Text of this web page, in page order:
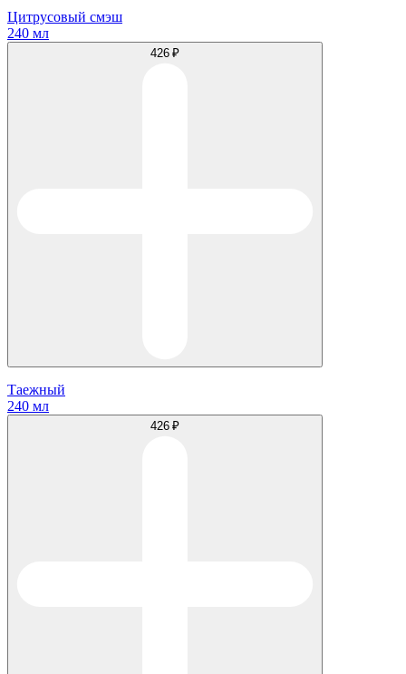
Цитрусовый смэш
240 мл
426 ₽
Таежный
240 мл
426 ₽